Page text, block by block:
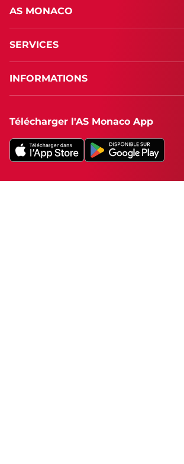
AS MONACO
SERVICES
INFORMATIONS
Télécharger l'AS Monaco App